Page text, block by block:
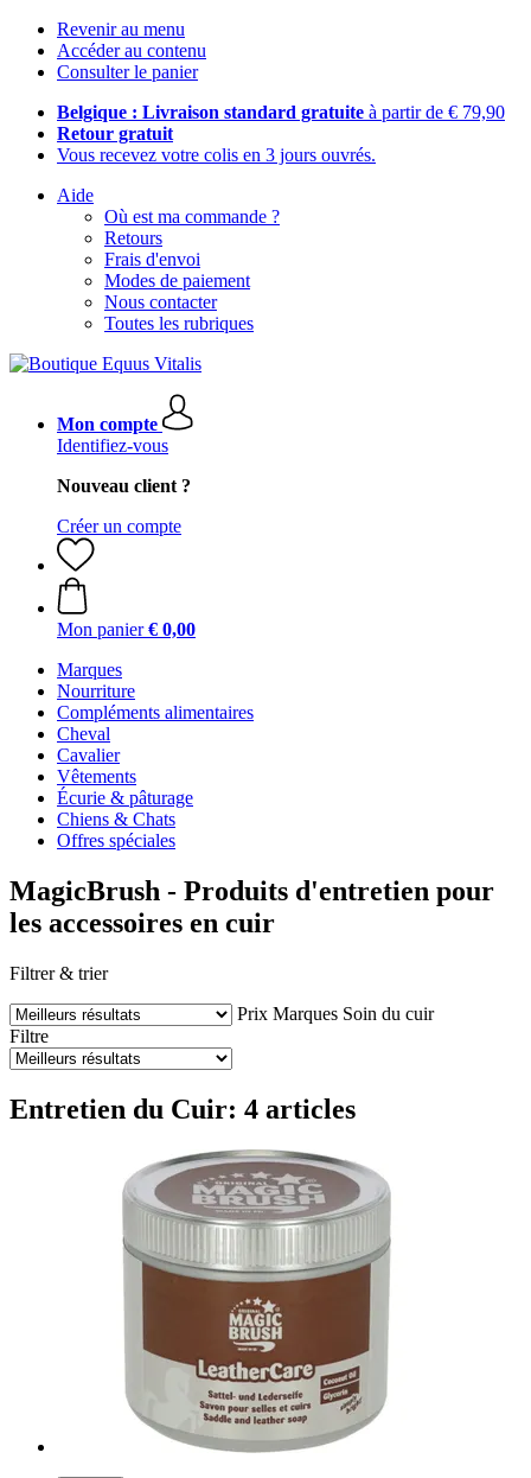
Revenir au menu
Accéder au contenu
Consulter le panier
Belgique : Livraison standard gratuite à partir de € 79,90
Retour gratuit
Vous recevez votre colis en 3 jours ouvrés.
Aide
Où est ma commande ?
Retours
Frais d'envoi
Modes de paiement
Nous contacter
Toutes les rubriques
Mon compte
Identifiez-vous
Nouveau client ?
Créer un compte
Mon panier € 0,00
Marques
Nourriture
Compléments alimentaires
Cheval
Cavalier
Vêtements
Écurie & pâturage
Chiens & Chats
Offres spéciales
MagicBrush - Produits d'entretien pour
les accessoires en cuir
Filtrer & trier
Prix Marques Soin du cuir
Filtre
Entretien du Cuir: 4 articles